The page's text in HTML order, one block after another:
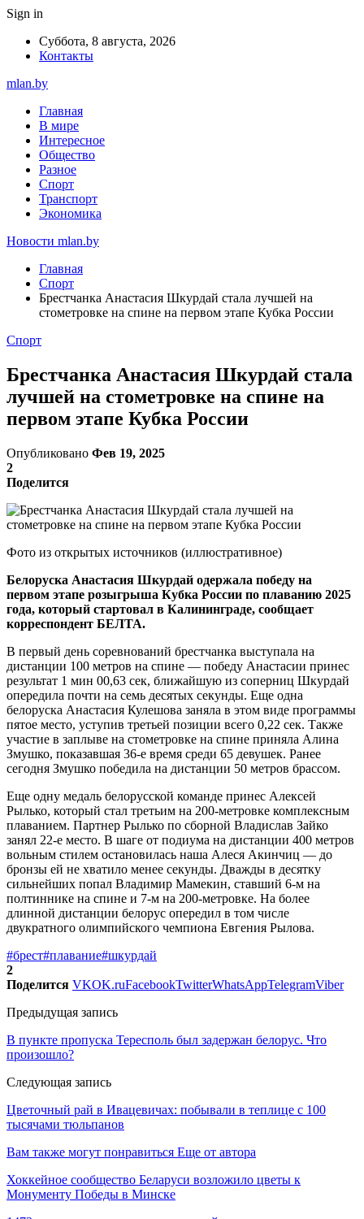
Sign in
Суббота, 8 августа, 2026
Контакты
mlan.by
Главная
В мире
Интересное
Общество
Разное
Спорт
Транспорт
Экономика
Новости mlan.by
Главная
Спорт
Брестчанка Анастасия Шкурдай стала лучшей на
стометровке на спине на первом этапе Кубка России
Спорт
Брестчанка Анастасия Шкурдай стала
лучшей на стометровке на спине на
первом этапе Кубка России
Опубликовано Фев 19, 2025
2
Поделится
Фото из открытых источников (иллюстративное)
Белоруска Анастасия Шкурдай одержала победу на
первом этапе розыгрыша Кубка России по плаванию 2025
года, который стартовал в Калининграде, сообщает
корреспондент БЕЛТА.
В первый день соревнований брестчанка выступала на
дистанции 100 метров на спине — победу Анастасии принес
результат 1 мин 00,63 сек, ближайшую из соперниц Шкурдай
опередила почти на семь десятых секунды. Еще одна
белоруска Анастасия Кулешова заняла в этом виде программы
пятое место, уступив третьей позиции всего 0,22 сек. Также
участие в заплыве на стометровке на спине приняла Алина
Змушко, показавшая 36-е время среди 65 девушек. Ранее
сегодня Змушко победила на дистанции 50 метров брассом.
Еще одну медаль белорусской команде принес Алексей
Рылько, который стал третьим на 200-метровке комплексным
плаванием. Партнер Рылько по сборной Владислав Зайко
занял 22-е место. В шаге от подиума на дистанции 400 метров
вольным стилем остановилась наша Алеся Акинчиц — до
бронзы ей не хватило менее секунды. Дважды в десятку
сильнейших попал Владимир Мамекин, ставший 6-м на
полтиннике на спине и 7-м на 200-метровке. На более
длинной дистанции белорус опередил в том числе
двукратного олимпийского чемпиона Евгения Рылова.
#брест#плавание#шкурдай
2
Поделится VKOK.ruFacebookTwitterWhatsAppTelegramViber
Предыдущая запись
В пункте пропуска Тересполь был задержан белорус. Что
произошло?
Следующая запись
Цветочный рай в Ивацевичах: побывали в теплице с 100
тысячами тюльпанов
Вам также могут понравиться Еще от автора
Хоккейное сообщество Беларуси возложило цветы к
Монументу Победы в Минске